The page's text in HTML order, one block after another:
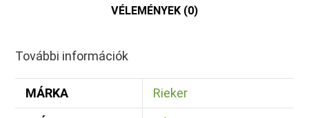
VÉLEMÉNYEK (0)
További információk
MÁRKA Rieker